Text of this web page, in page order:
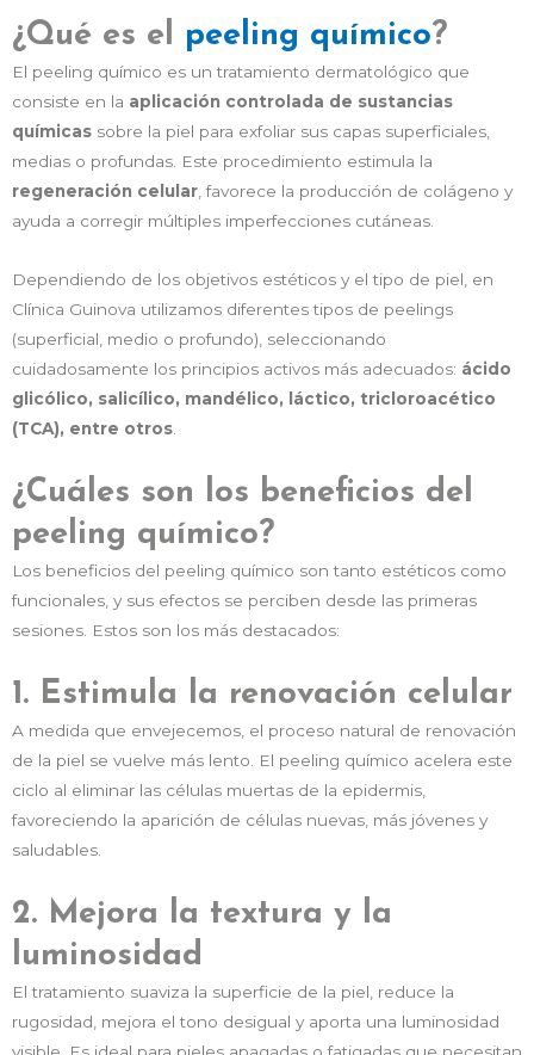
¿Qué es el peeling químico?
El peeling químico es un tratamiento dermatológico que
consiste en la aplicación controlada de sustancias
químicas sobre la piel para exfoliar sus capas superficiales,
medias o profundas. Este procedimiento estimula la
regeneración celular, favorece la producción de colágeno y
ayuda a corregir múltiples imperfecciones cutáneas.
Dependiendo de los objetivos estéticos y el tipo de piel, en
Clínica Guinova utilizamos diferentes tipos de peelings
(superficial, medio o profundo), seleccionando
cuidadosamente los principios activos más adecuados: ácido
glicólico, salicílico, mandélico, láctico, tricloroacético
(TCA), entre otros.
¿Cuáles son los beneficios del
peeling químico?
Los beneficios del peeling químico son tanto estéticos como
funcionales, y sus efectos se perciben desde las primeras
sesiones. Estos son los más destacados:
1. Estimula la renovación celular
A medida que envejecemos, el proceso natural de renovación
de la piel se vuelve más lento. El peeling químico acelera este
ciclo al eliminar las células muertas de la epidermis,
favoreciendo la aparición de células nuevas, más jóvenes y
saludables.
2. Mejora la textura y la
luminosidad
El tratamiento suaviza la superficie de la piel, reduce la
rugosidad, mejora el tono desigual y aporta una luminosidad